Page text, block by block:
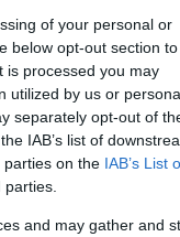
of your personal or
below opt-out section to
is processed you may
utilized by us or
separately opt-out of
IAB’s list of
parties on the IAB’s List
and may gather and
premier
0 2 362